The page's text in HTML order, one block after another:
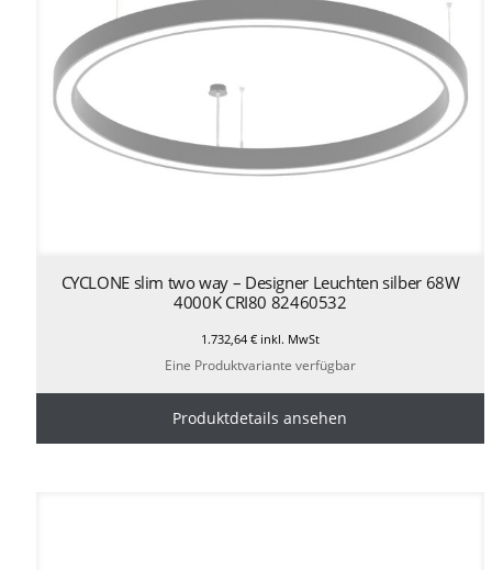
CYCLONE slim two way – Designer Leuchten silber 68W
4000K CRI80 82460532
1.732,64 €inkl. MwSt
Eine Produktvariante verfügbar
Produktdetails ansehen